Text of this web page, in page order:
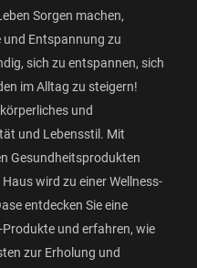
Sorgen machen,
und Entspannung zu
sich zu entspannen, sich
im Alltag zu steigern!
und
und Lebensstil. Mit
Gesundheitsprodukten
wird zu einer Wellness-
entdecken Sie eine
und erfahren, wie
zur Erholung und